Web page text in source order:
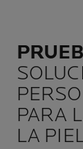
PARA
LA